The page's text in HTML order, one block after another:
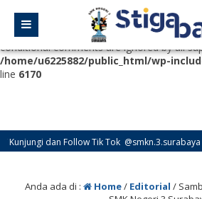
Deprecated
: Function WP_Dependencies-
with an argument that is
deprecated
conditional comments are ignored by all
/home/u6225882/public_html/wp-
line 6170
dan Follow Tik Tok @smkn.3.surabaya
Anda ada di : Home/ Editorial /